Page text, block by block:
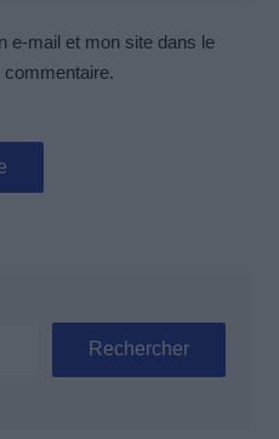
e-mail et mon site dans le
commentaire.
Rechercher